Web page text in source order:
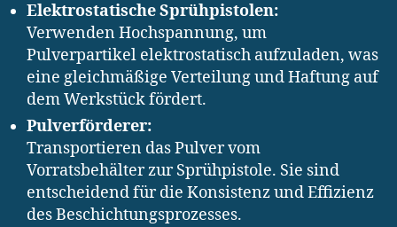
Elektrostatische Sprühpistolen:
Verwenden Hochspannung, um
Pulverpartikel elektrostatisch aufzuladen, was
eine gleichmäßige Verteilung und Haftung auf
dem Werkstück fördert.
Pulverförderer:
Transportieren das Pulver vom
Vorratsbehälter zur Sprühpistole. Sie sind
entscheidend für die Konsistenz und Effizienz
des Beschichtungsprozesses.